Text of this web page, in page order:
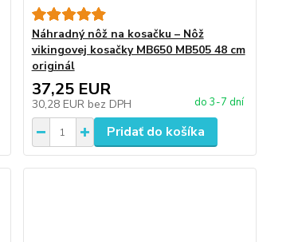
Náhradný nôž na kosačku – Nôž
vikingovej kosačky MB650 MB505 48 cm
originál
37,25 EUR
30,28 EUR bez DPH do 3-7 dní
Pridať do košíka